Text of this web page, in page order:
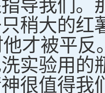
导我们。
稍大的红
才被平
实验用的
很值得我